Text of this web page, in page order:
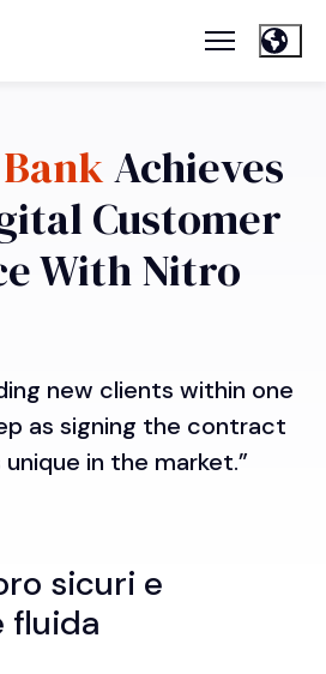
Achieves
Customer
With Nitro
new clients within one
as signing the contract
in the market.”
sicuri e
fluida